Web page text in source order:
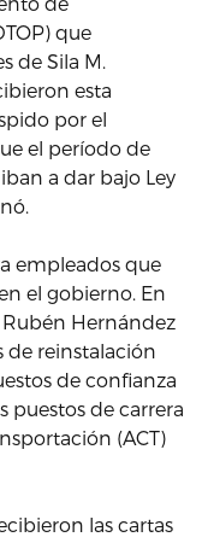
que
de Sila M.
esta
por el
el período de
a dar bajo Ley
empleados que
el gobierno. En
Rubén Hernández
de reinstalación
de confianza
puestos de carrera
(ACT)
las cartas